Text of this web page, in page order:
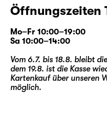
Öffnungszeiten
Mo–Fr 10:00–19:00
Sa 10:00–14:00
Vom 6.7. bis 18.8. bleibt
dem 19.8. ist die Kasse
Kartenkauf über unseren
möglich.